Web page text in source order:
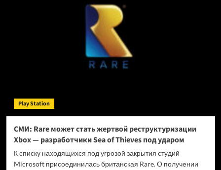
платформах
принедлежат»:
не
убивать
диски
Play Station
СМИ: Rare может стать жертвой реструктуризации
Xbox — разработчики Sea of Thieves под ударом
К списку находящихся под угрозой закрытия студий
Microsoft присоединилась британская Rare. О получении